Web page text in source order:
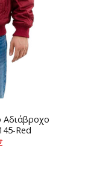
Αδιάβροχο
Red
Η